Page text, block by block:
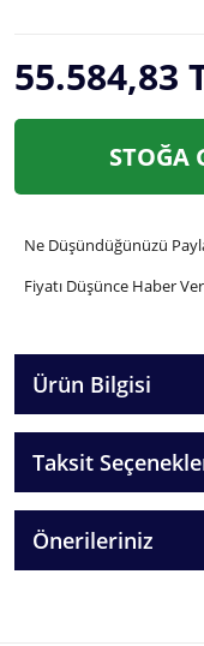
55.584,83
STOĞA
Ne Düşündüğünüzü
Fiyatı Düşünce Haber Ver
Ürün Bilgisi
Taksit
Önerileriniz